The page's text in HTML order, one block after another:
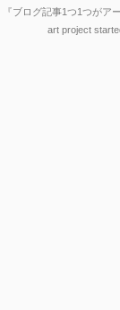
『ブログ記事1つ1つが
art project